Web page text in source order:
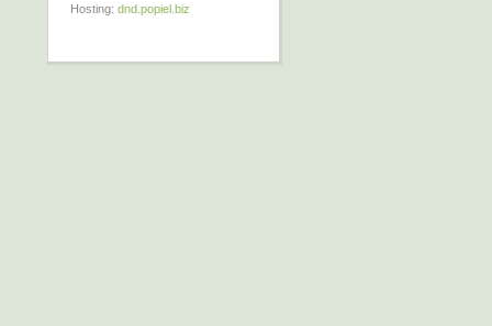
Hosting: dnd.popiel.biz